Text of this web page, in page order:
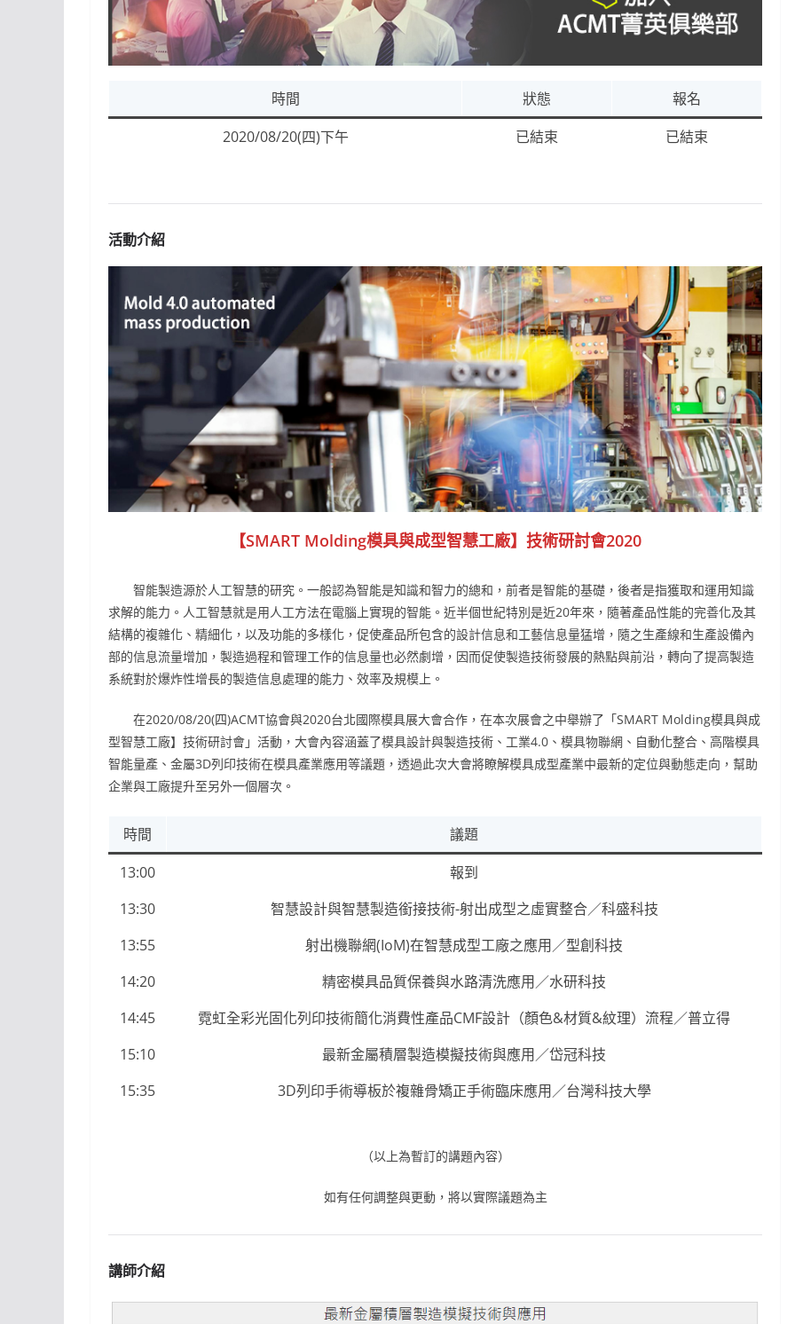
時間 狀態
報名
2020/08/20(四)下午
已結束 已結束
活動介紹
【SMART Molding模具與成型智慧工廠】技術研討會2020
智能製造源於人工智慧的研究。一般認為智能是知識和智力的總和，前者是智能的基礎，後者是指獲取和運用知識
求解的能力。人工智慧就是用人工方法在電腦上實現的智能。近半個世紀特別是近20年來，隨著產品性能的完善化及其
結構的複雜化、精細化，以及功能的多樣化，促使產品所包含的設計信息和工藝信息量猛增，隨之生產線和生產設備內
部的信息流量增加，製造過程和管理工作的信息量也必然劇增，因而促使製造技術發展的熱點與前沿，轉向了提高製造
系統對於爆炸性增長的製造信息處理的能力、效率及規模上。
在2020/08/20(四)ACMT協會與2020台北國際模具展大會合作，在本次展會之中舉辦了「SMART Molding模具與成
型智慧工廠】技術研討會」活動，大會內容涵蓋了模具設計與製造技術、工業4.0、模具物聯網、自動化整合、高階模具
智能量產、金屬3D列印技術在模具產業應用等議題，透過此次大會將瞭解模具成型產業中最新的定位與動態走向，幫助
企業與工廠提升至另外一個層次。
時間
議題
13:00
報到
13:30
智慧設計與智慧製造銜接技術-射出成型之虛實整合／科盛科技
13:55
射出機聯網(IoM)在智慧成型工廠之應用／型創科技
14:20
精密模具品質保養與水路清洗應用／水研科技
14:45
霓虹全彩光固化列印技術簡化消費性產品CMF設計（顏色&材質&紋理）流程／普立得
15:10
最新金屬積層製造模擬技術與應用／岱冠科技
15:35
3D列印手術導板於複雜骨矯正手術臨床應用／台灣科技大學
（以上為暫訂的講題內容）
如有任何調整與更動，將以實際議題為主
講師介紹